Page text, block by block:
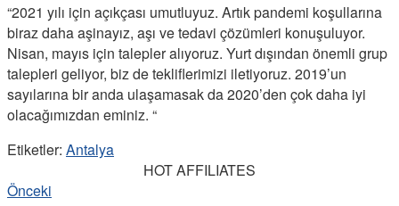
“2021 yılı için açıkçası umutluyuz. Artık pandemi koşullarına
biraz daha aşinayız, aşı ve tedavi çözümleri konuşuluyor.
Nisan, mayıs için talepler alıyoruz. Yurt dışından önemli grup
talepleri geliyor, biz de tekliflerimizi iletiyoruz. 2019’un
sayılarına bir anda ulaşamasak da 2020’den çok daha iyi
olacağımızdan eminiz. “
Etiketler: Antalya
HOT AFFILIATES
Önceki